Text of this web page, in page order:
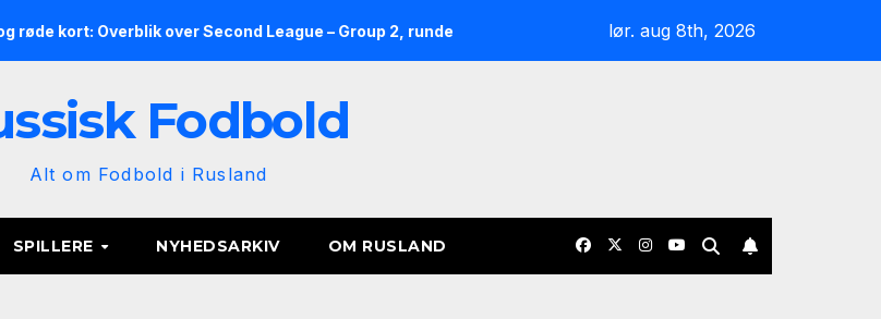
over Second League – Group 2, runde 9 Nøgterne slagudvekslinger og sene afgørelser: Overblik
lør. aug 8th, 2026
Fodbold
Alt om Fodbold i Rusland
SPILLERE NYHEDSARKIV OM RUSLAND